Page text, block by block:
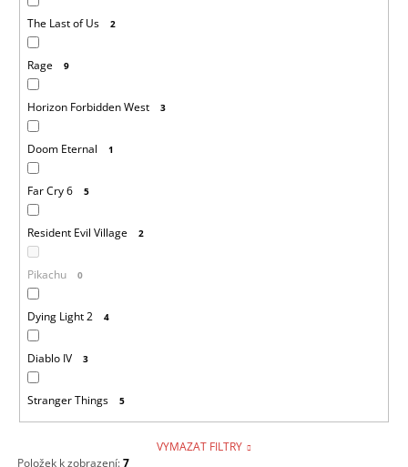
The Last of Us 2
Rage 9
Horizon Forbidden West 3
Doom Eternal 1
Far Cry 6 5
Resident Evil Village 2
Pikachu 0
Dying Light 2 4
Diablo IV 3
Stranger Things 5
VYMAZAT FILTRY
Položek k zobrazení:7